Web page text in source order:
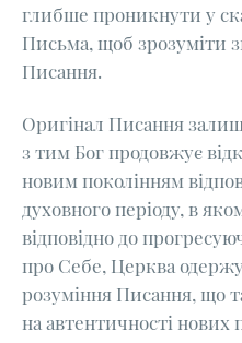
глибше проникнути у
Письма, щоб зрозуміти
Писання.
Оригінал Писання
з тим Бог продовжує
новим поколінням
духовного періоду, в
відповідно до
про Себе, Церква
розуміння Писання, що
на автентичності нових